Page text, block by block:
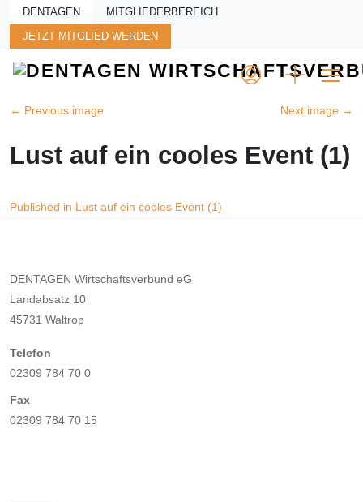
Skip to main content
DENTAGEN MITGLIEDERBEREICH
JETZT MITGLIED WERDEN
← Previous image Next image →
Lust auf ein cooles Event (1)
Beitragsnavigation
Published in Lust auf ein cooles Event (1)
DENTAGEN Wirtschaftsverbund eG
Landabsatz 10
45731 Waltrop
Telefon
02309 784 70 0
Fax
02309 784 70 15